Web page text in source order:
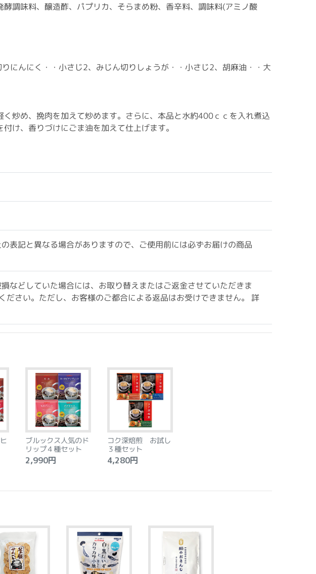
調味料、醸造酢、パプリカ、そらまめ粉、香辛料、調味料(アミノ酸
にんにく・・小さじ2、みじん切りしょうが・・小さじ2、胡麻油・・大
炒め、挽肉を加えて炒めます。さらに、本品と水約400ｃｃを入れ煮込
け、香りづけにごま油を加えて仕上げます。
表記と異なる場合がありますので、ご使用前には必ずお届けの商品
などしていた場合には、お取り替えまたはご返金させていただきま
さい。ただし、お客様のご都合による返品はお受けできません。 詳
ブルックス人気のド
リップ４種セット
2,990円
コク深焙煎 お試し
３種セット
4,280円